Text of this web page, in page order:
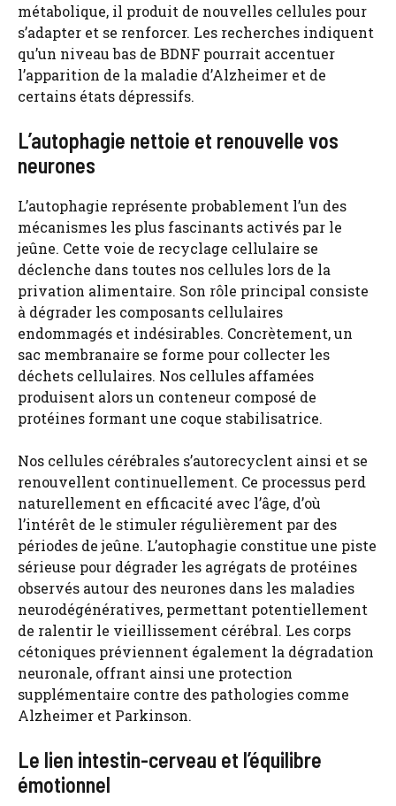
métabolique, il produit de nouvelles cellules pour
s’adapter et se renforcer. Les recherches indiquent
qu’un niveau bas de BDNF pourrait accentuer
l’apparition de la maladie d’Alzheimer et de
certains états dépressifs.
L’autophagie nettoie et renouvelle vos
neurones
L’autophagie représente probablement l’un des
mécanismes les plus fascinants activés par le
jeûne. Cette voie de recyclage cellulaire se
déclenche dans toutes nos cellules lors de la
privation alimentaire. Son rôle principal consiste
à dégrader les composants cellulaires
endommagés et indésirables. Concrètement, un
sac membranaire se forme pour collecter les
déchets cellulaires. Nos cellules affamées
produisent alors un conteneur composé de
protéines formant une coque stabilisatrice.
Nos cellules cérébrales s’autorecyclent ainsi et se
renouvellent continuellement. Ce processus perd
naturellement en efficacité avec l’âge, d’où
l’intérêt de le stimuler régulièrement par des
périodes de jeûne. L’autophagie constitue une piste
sérieuse pour dégrader les agrégats de protéines
observés autour des neurones dans les maladies
neurodégénératives, permettant potentiellement
de ralentir le vieillissement cérébral. Les corps
cétoniques préviennent également la dégradation
neuronale, offrant ainsi une protection
supplémentaire contre des pathologies comme
Alzheimer et Parkinson.
Le lien intestin-cerveau et l’équilibre
émotionnel